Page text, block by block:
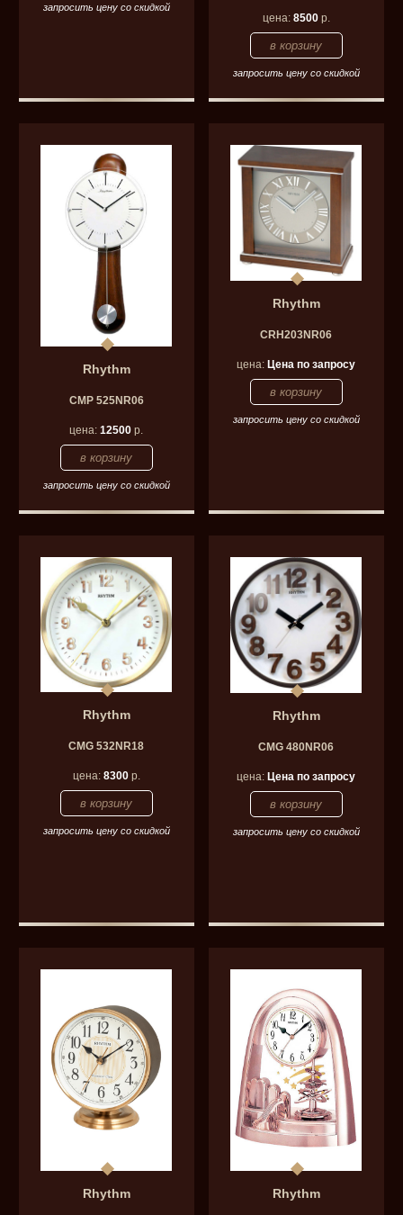
запросить цену со скидкой
цена: 8500р.
запросить цену со скидкой
Rhythm
CMP 525NR06
цена:12500 р.
запросить цену со скидкой
Rhythm
CRH203NR06
цена: Цена по запросу
запросить цену со скидкой
Rhythm
CMG 532NR18
цена: 8300р.
запросить цену со скидкой
Rhythm
CMG 480NR06
цена: Цена по запросу
запросить цену со скидкой
Rhythm Rhythm